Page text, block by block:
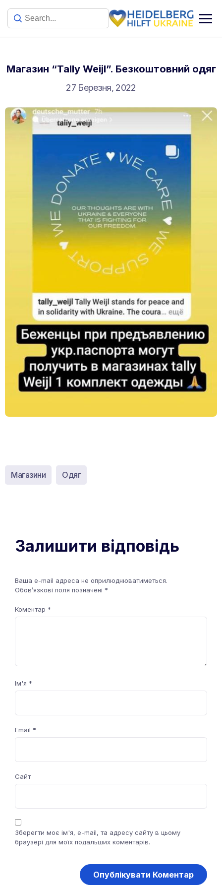
Магазин “Tally Weijl”. Безкоштовний одяг
27 Березня, 2022
Магазини Одяг
Залишити відповідь
Ваша e-mail адреса не оприлюднюватиметься.
Обов’язкові поля позначені *
Коментар *
Ім'я *
Email *
Сайт
Зберегти моє ім'я, e-mail, та адресу сайту в цьому
браузері для моїх подальших коментарів.